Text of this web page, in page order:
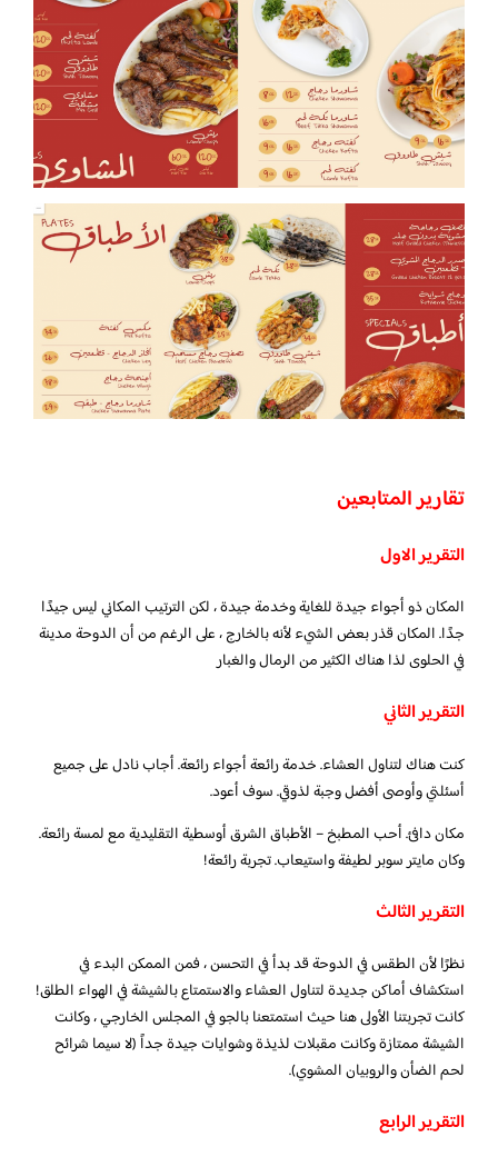
تقارير المتابعين
التقرير الاول
المكان ذو أجواء جيدة للغاية وخدمة جيدة ، لكن الترتيب المكاني ليس جيدًا
جدًا. المكان قذر بعض الشيء لأنه بالخارج ، على الرغم من أن الدوحة مدينة
في الحلوى لذا هناك الكثير من الرمال والغبار
التقرير الثاني
كنت هناك لتناول العشاء. خدمة رائعة أجواء رائعة. أجاب نادل على جميع
أسئلتي وأوصى أفضل وجبة لذوقي. سوف أعود.
مكان دافئ. أحب المطبخ – الأطباق الشرق أوسطية التقليدية مع لمسة رائعة.
وكان مايتر سوبر لطيفة واستيعاب. تجربة رائعة!
التقرير الثالث
نظرًا لأن الطقس في الدوحة قد بدأ في التحسن ، فمن الممكن البدء في
استكشاف أماكن جديدة لتناول العشاء والاستمتاع بالشيشة في الهواء الطلق!
كانت تجربتنا الأولى هنا حيث استمتعنا بالجو في المجلس الخارجي ، وكانت
الشيشة ممتازة وكانت مقبلات لذيذة وشوايات جيدة جداً (لا سيما شرائح
لحم الضأن والروبيان المشوي).
التقرير الرابع